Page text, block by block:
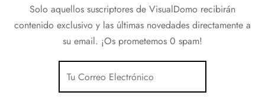
Solo aquellos suscriptores de VisualDomo recibirán
contenido exclusivo y las últimas novedades directamente a
su email. ¡Os prometemos 0 spam!